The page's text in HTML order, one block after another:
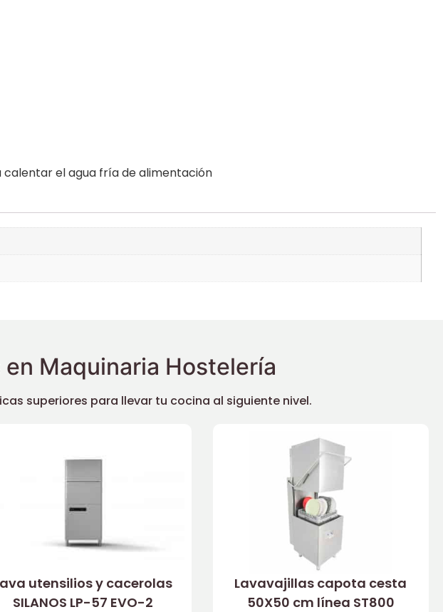
el agua fría de alimentación
Maquinaria Hostelería
superiores para llevar tu cocina al siguiente nivel.
utensilios y cacerolas
SILANOS LP-57 EVO-2
Lavavajillas capota cesta
50X50 cm línea ST800